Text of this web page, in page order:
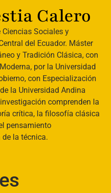
Calero
Sociales y
del Ecuador. Máster
y Tradición Clásica, con
por la Universidad
con Especialización
la Universidad Andina
comprenden la
crítica, la filosofía clásica
pensamiento
la técnica.